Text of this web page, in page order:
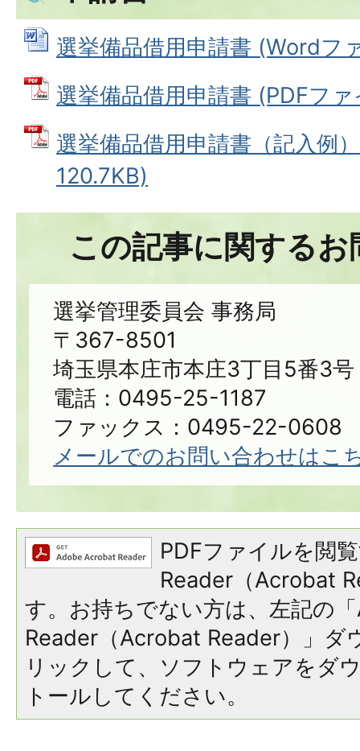
選挙備品借用申請書 (Wordフ
選挙備品借用申請書 (PDFフ
選挙備品借用申請書（記入例
120.7KB)
この記事に関する
選挙管理委員会 事務局
〒367-8501
埼玉県本庄市本庄3丁目5番3号
電話：0495-25-1187
ファックス：0495-22-0608
メールでのお問い合わせはこ
PDFファイルを閲
Reader（Acrobat
す。お持ちでない方は、左記の
Reader（Acrobat Reader）」ダ
リックして、ソフトウェアをダ
トールしてください。